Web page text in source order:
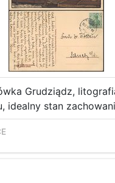
Grudziądz,
idealny stan